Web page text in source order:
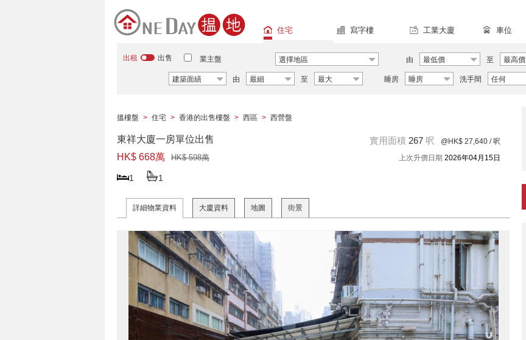
住宅 寫字樓 工業大廈 車位
出租 出售 業主盤 選擇地區 由 最低價 至 最高價
建築面績 由 最細 至 最大 睡房 睡房 洗手間 任何
搵樓盤 > 住宅 > 香港的出售樓盤 > 西區 > 西營盤
東祥大廈一房單位出售
HK$ 668萬
HK$ 598萬
1 1
實用面積 267 呎 @HK$ 27,640 / 呎
上次升價日期 2026年04月15日
詳細物業資料 大廈資料 地圖 街景